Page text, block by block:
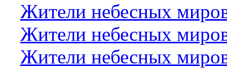
Жители небесных
Жители небесных
Жители небесных